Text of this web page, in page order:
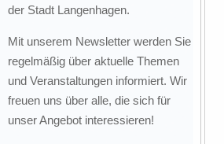
der Stadt Langenhagen.
Mit unserem Newsletter werden Sie
regelmäßig über aktuelle Themen
und Veranstaltungen informiert. Wir
freuen uns über alle, die sich für
unser Angebot interessieren!